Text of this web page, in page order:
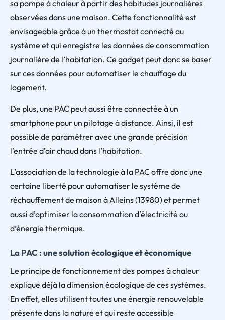
sa pompe à chaleur à partir des habitudes journalières
observées dans une maison. Cette fonctionnalité est
envisageable grâce à un thermostat connecté au
système et qui enregistre les données de consommation
journalière de l’habitation. Ce gadget peut donc se baser
sur ces données pour automatiser le chauffage du
logement.
De plus, une PAC peut aussi être connectée à un
smartphone pour un pilotage à distance. Ainsi, il est
possible de paramétrer avec une grande précision
l’entrée d’air chaud dans l’habitation.
L’association de la technologie à la PAC offre donc une
certaine liberté pour automatiser le système de
réchauffement de maison à Alleins (13980) et permet
aussi d’optimiser la consommation d’électricité ou
d’énergie thermique.
La PAC : une solution écologique et économique
Le principe de fonctionnement des pompes à chaleur
explique déjà la dimension écologique de ces systèmes.
En effet, elles utilisent toutes une énergie renouvelable
présente dans la nature et qui reste accessible